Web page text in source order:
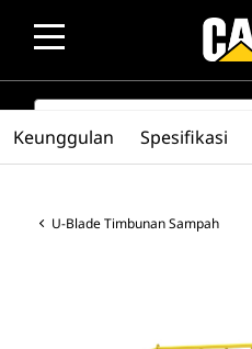
SEARCH
U-Blade Timbunan Sampah
Keunggulan Spesifikasi